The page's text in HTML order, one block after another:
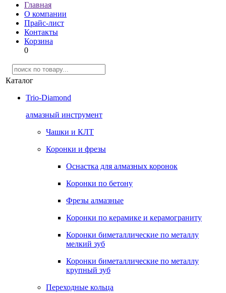
Главная
О компании
Прайс-лист
Контакты
Корзина
0
Каталог
Trio-Diamond
алмазный инструмент
Чашки и КЛТ
Коронки и фрезы
Оснастка для алмазных коронок
Коронки по бетону
Фрезы алмазные
Коронки по керамике и керамограниту
Коронки биметаллические по металлу
мелкий зуб
Коронки биметаллические по металлу
крупный зуб
Переходные кольца